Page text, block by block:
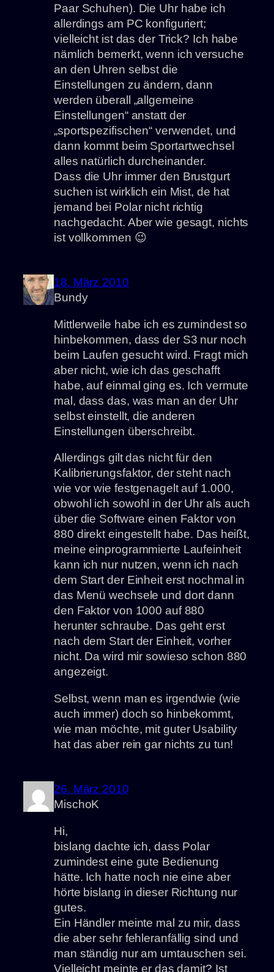
Paar Schuhen). Die Uhr habe ich
allerdings am PC konfiguriert;
vielleicht ist das der Trick? Ich habe
nämlich bemerkt, wenn ich versuche
an den Uhren selbst die
Einstellungen zu ändern, dann
werden überall „allgemeine
Einstellungen“ anstatt der
„sportspezifischen“ verwendet, und
dann kommt beim Sportartwechsel
alles natürlich durcheinander.
Dass die Uhr immer den Brustgurt
suchen ist wirklich ein Mist, de hat
jemand bei Polar nicht richtig
nachgedacht. Aber wie gesagt, nichts
ist vollkommen 😉
18. März 2010
Bundy
Mittlerweile habe ich es zumindest so
hinbekommen, dass der S3 nur noch
beim Laufen gesucht wird. Fragt mich
aber nicht, wie ich das geschafft
habe, auf einmal ging es. Ich vermute
mal, dass das, was man an der Uhr
selbst einstellt, die anderen
Einstellungen überschreibt.
Allerdings gilt das nicht für den
Kalibrierungsfaktor, der steht nach
wie vor wie festgenagelt auf 1.000,
obwohl ich sowohl in der Uhr als auch
über die Software einen Faktor von
880 direkt eingestellt habe. Das heißt,
meine einprogrammierte Laufeinheit
kann ich nur nutzen, wenn ich nach
dem Start der Einheit erst nochmal in
das Menü wechsele und dort dann
den Faktor von 1000 auf 880
herunter schraube. Das geht erst
nach dem Start der Einheit, vorher
nicht. Da wird mir sowieso schon 880
angezeigt.
Selbst, wenn man es irgendwie (wie
auch immer) doch so hinbekommt,
wie man möchte, mit guter Usability
hat das aber rein gar nichts zu tun!
26. März 2010
MischoK
Hi,
bislang dachte ich, dass Polar
zumindest eine gute Bedienung
hätte. Ich hatte noch nie eine aber
hörte bislang in dieser Richtung nur
gutes.
Ein Händler meinte mal zu mir, dass
die aber sehr fehleranfällig sind und
man ständig nur am umtauschen sei.
Vielleicht meinte er das damit? Ist